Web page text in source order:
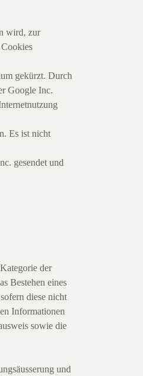
wird, zur
gekürzt. Durch
Google Inc.
Es ist nicht
gesendet und
der
Bestehen eines
diese nicht
Informationen
sowie die
und